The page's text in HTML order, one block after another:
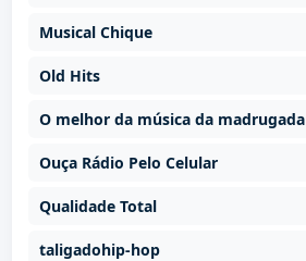
Musical Chique
Old Hits
O melhor da música da madrugada
Ouça Rádio Pelo Celular
Qualidade Total
taligadohip-hop